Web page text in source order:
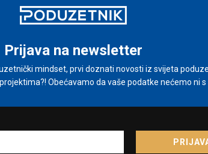
Tense konferenciji,
Prijava na newsletter
mindset, prvi doznati novosti iz svijeta
Obećavamo da vaše podatke nećemo ni